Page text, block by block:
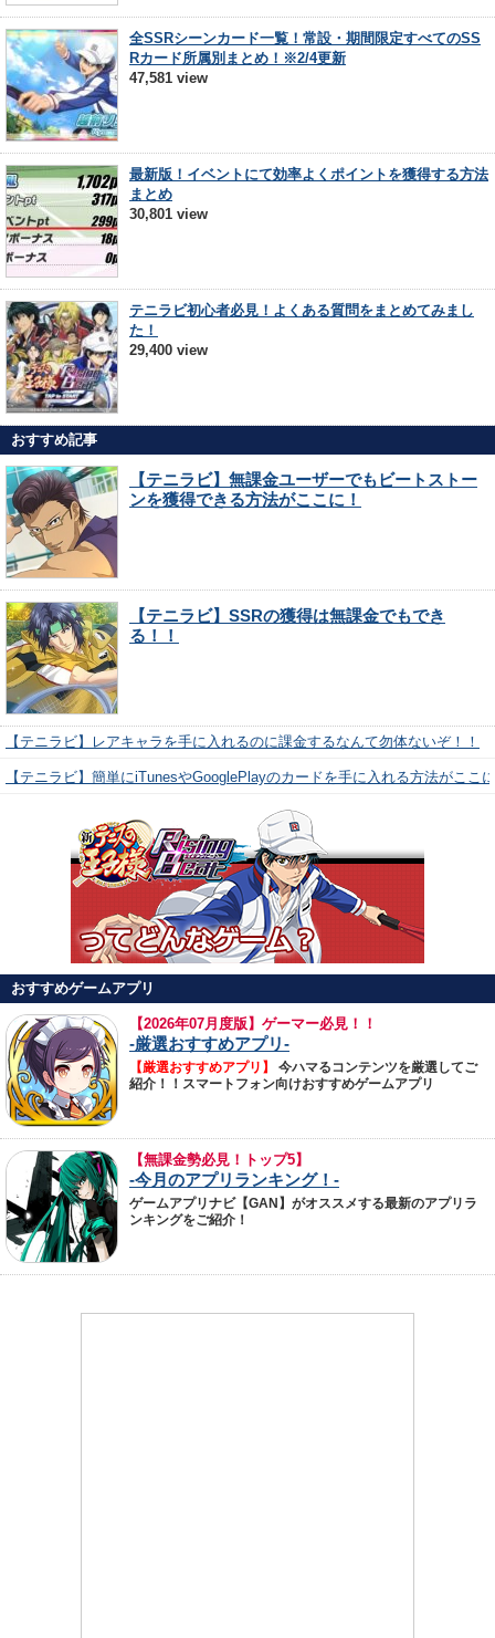
全SSRシーンカード一覧！常設・期間限定すべてのSS
Rカード所属別まとめ！※2/4更新
47,581 view
最新版！イベントにて効率よくポイントを獲得する方法
まとめ
30,801 view
テニラビ初心者必見！よくある質問をまとめてみまし
た！
29,400 view
おすすめ記事
【テニラビ】無課金ユーザーでもビートストー
ンを獲得できる方法がここに！
【テニラビ】SSRの獲得は無課金でもでき
る！！
【テニラビ】レアキャラを手に入れるのに課金するなんて勿体ないぞ！！
【テニラビ】簡単にiTunesやGooglePlayのカードを手に入れる方法がここ
おすすめゲームアプリ
【2026年07月度版】ゲーマー必見！！
-厳選おすすめアプリ-
【厳選おすすめアプリ】
今ハマるコンテンツを厳選してご
紹介！！スマートフォン向けおすすめゲームアプリ
【無課金勢必見！トップ5】
-今月のアプリランキング！-
ゲームアプリナビ【GAN】がオススメする最新のアプリラ
ンキングをご紹介！